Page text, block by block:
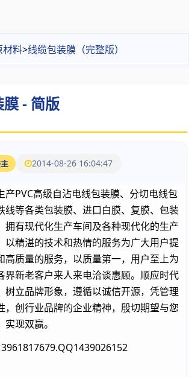
材料>线缆包装膜（完整版）
- 简版
2014-08-26 16:04:47
产PVC高级自沾电线包装膜、分切电线包
线等各类包装膜、进口白膜、复膜、包装
拥有现代化生产车间及各种现代化的生产
以精湛的技术和热情的服务为广大用户提
高质量的服务，以质量第一，用户至上为
界新老客户来人来电洽谈惠顾。顺应时代
树立品牌形象，遵循以诚信开源，凭管理
，创行业品牌的企业精神，殷切期望与您
现双赢。